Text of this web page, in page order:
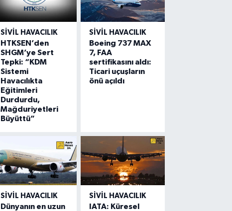
SIVIL HAVACILIK
HTKSEN’den
SHGM’ye Sert
Tepki: “KDM
Sistemi
Havacılıkta
Eğitimleri
Durdurdu,
Mağduriyetleri
Büyüttü”
SIVIL HAVACILIK
Boeing 737 MAX
7, FAA
sertifikasını aldı:
Ticari uçuşların
önü açıldı
SIVIL HAVACILIK
Dünyanın en uzun
SIVIL HAVACILIK
IATA: Küresel